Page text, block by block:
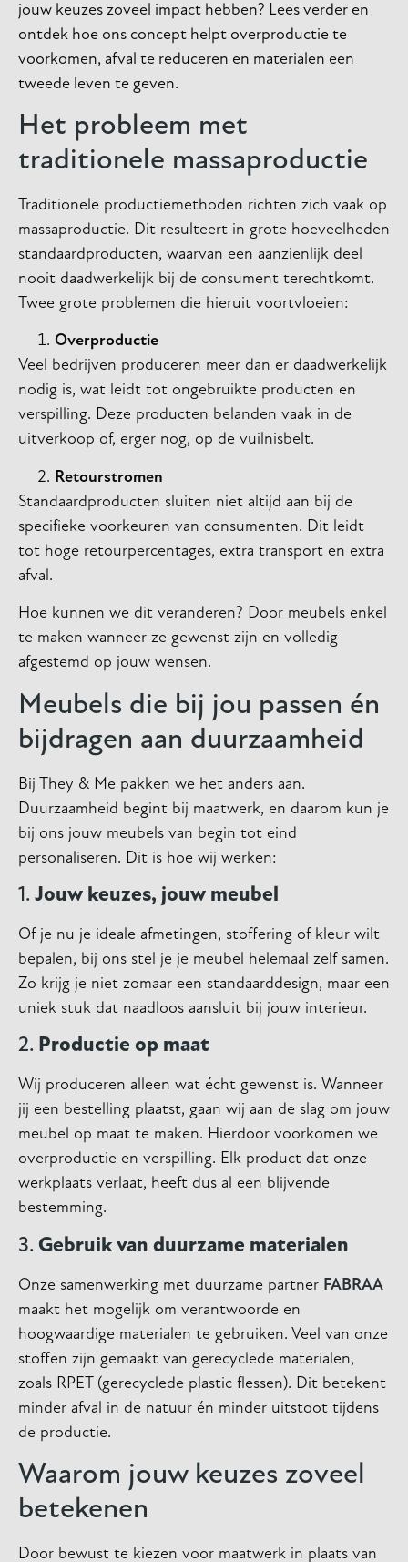
jouw keuzes zoveel impact hebben? Lees verder en
ontdek hoe ons concept helpt overproductie te
voorkomen, afval te reduceren en materialen een
tweede leven te geven.
Het probleem met
traditionele massaproductie
Traditionele productiemethoden richten zich vaak op
massaproductie. Dit resulteert in grote hoeveelheden
standaardproducten, waarvan een aanzienlijk deel
nooit daadwerkelijk bij de consument terechtkomt.
Twee grote problemen die hieruit voortvloeien:
Overproductie
Veel bedrijven produceren meer dan er daadwerkelijk
nodig is, wat leidt tot ongebruikte producten en
verspilling. Deze producten belanden vaak in de
uitverkoop of, erger nog, op de vuilnisbelt.
Retourstromen
Standaardproducten sluiten niet altijd aan bij de
specifieke voorkeuren van consumenten. Dit leidt
tot hoge retourpercentages, extra transport en extra
afval.
Hoe kunnen we dit veranderen? Door meubels enkel
te maken wanneer ze gewenst zijn en volledig
afgestemd op jouw wensen.
Meubels die bij jou passen én
bijdragen aan duurzaamheid
Bij They & Me pakken we het anders aan.
Duurzaamheid begint bij maatwerk, en daarom kun je
bij ons jouw meubels van begin tot eind
personaliseren. Dit is hoe wij werken:
1. Jouw keuzes, jouw meubel
Of je nu je ideale afmetingen, stoffering of kleur wilt
bepalen, bij ons stel je je meubel helemaal zelf samen.
Zo krijg je niet zomaar een standaarddesign, maar een
uniek stuk dat naadloos aansluit bij jouw interieur.
2. Productie op maat
Wij produceren alleen wat écht gewenst is. Wanneer
jij een bestelling plaatst, gaan wij aan de slag om jouw
meubel op maat te maken. Hierdoor voorkomen we
overproductie en verspilling. Elk product dat onze
werkplaats verlaat, heeft dus al een blijvende
bestemming.
3. Gebruik van duurzame materialen
Onze samenwerking met duurzame partner FABRAA
maakt het mogelijk om verantwoorde en
hoogwaardige materialen te gebruiken. Veel van onze
stoffen zijn gemaakt van gerecyclede materialen,
zoals RPET (gerecyclede plastic flessen). Dit betekent
minder afval in de natuur én minder uitstoot tijdens
de productie.
Waarom jouw keuzes zoveel
betekenen
Door bewust te kiezen voor maatwerk in plaats van